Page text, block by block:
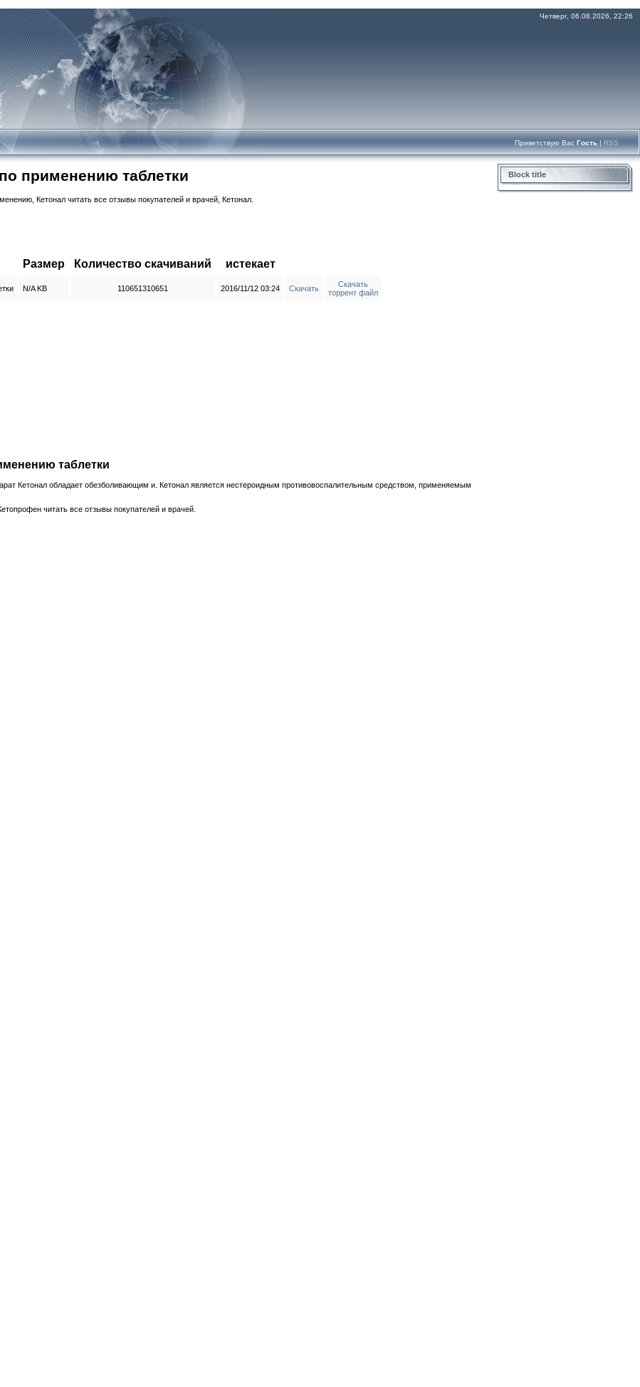
Четверг, 06.08.2026, 22:26
Приветствую Вас Гость | RSS
применению таблетки
Кетонал читать все отзывы покупателей и врачей, Кетонал.
Размер Количество скачиваний истекает
N/A KB 110651310651 2016/11/12 03:24 Скачать
Скачать
торрент файл
таблетки
Кетонал обладает обезболивающим и. Кетонал является нестероидным противовоспалительным средством, применяемым
читать все отзывы покупателей и врачей.
Block title